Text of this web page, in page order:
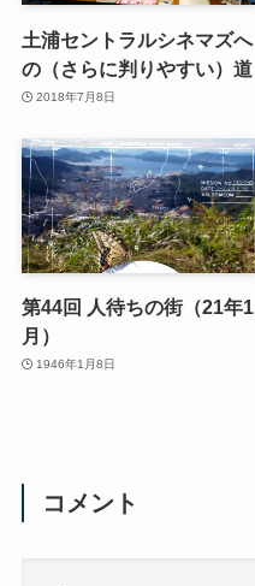
土浦セントラルシネマズへ
の（さらに判りやすい）道
2018年7月8日
第44回 人待ちの街（21年1
月）
1946年1月8日
コメント